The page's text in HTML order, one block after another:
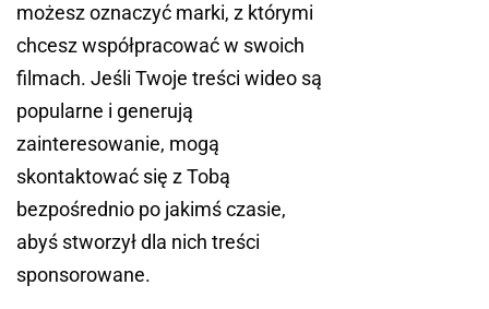
możesz oznaczyć marki, z którymi
chcesz współpracować w swoich
filmach. Jeśli Twoje treści wideo są
popularne i generują
zainteresowanie, mogą
skontaktować się z Tobą
bezpośrednio po jakimś czasie,
abyś stworzył dla nich treści
sponsorowane.